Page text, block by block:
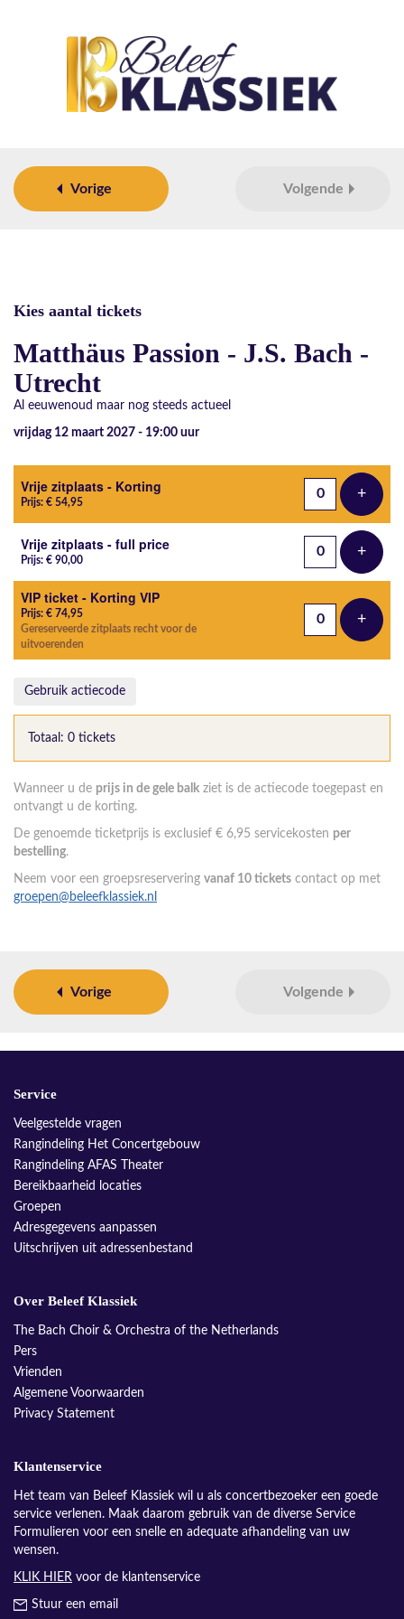
Vorige Volgende
Kies aantal tickets
Matthäus Passion - J.S. Bach -
Utrecht
Al eeuwenoud maar nog steeds actueel
vrijdag 12 maart 2027 - 19:00 uur
Aantal tickets
Vrije zitplaats - Korting
Prijs: € 54,95 +Voeg
Vrije zitplaats - full price
Prijs: € 90,00 +Voeg
VIP ticket - Korting VIP
Prijs: € 74,95
Gereserveerde zitplaats recht voor de
uitvoerenden
+Voeg
Gebruik actiecode
Totaal: 0 tickets
Wanneer u de prijs in de gele balk ziet is de actiecode toegepast en
ontvangt u de korting.
De genoemde ticketprijs is exclusief € 6,95 servicekosten per
bestelling.
Neem voor een groepsreservering vanaf 10 tickets contact op met
groepen@beleefklassiek.nl
Vorige Volgende
Service
Veelgestelde vragen
Rangindeling Het Concertgebouw
Rangindeling AFAS Theater
Bereikbaarheid locaties
Groepen
Adresgegevens aanpassen
Uitschrijven uit adressenbestand
Over Beleef Klassiek
The Bach Choir & Orchestra of the Netherlands
Pers
Vrienden
Algemene Voorwaarden
Privacy Statement
Klantenservice
Het team van Beleef Klassiek wil u als concertbezoeker een goede
service verlenen. Maak daarom gebruik van de diverse Service
Formulieren voor een snelle en adequate afhandeling van uw
wensen.
KLIK HIER voor de klantenservice
Stuur een email